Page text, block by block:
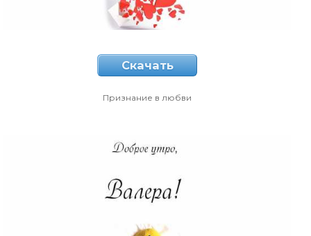
Скачать
Признание в любви